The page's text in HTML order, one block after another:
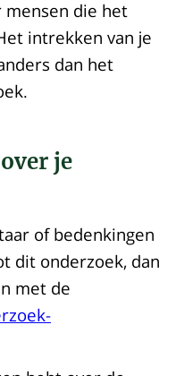
mensen die het
intrekken van je
dan het
je
of bedenkingen
dit onderzoek, dan
met de